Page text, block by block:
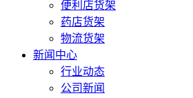
便利店货架
药店货架
物流货架
新闻中心
行业动态
公司新闻